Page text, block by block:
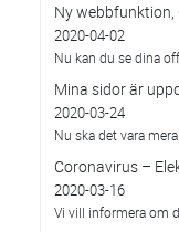
Ny
2020-04-02
Nu kan du se dina
Mina sidor är
2020-03-24
Nu ska det vara
Coronavirus –
2020-03-16
Vi vill informera om